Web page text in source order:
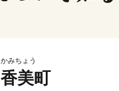
かみちょう
香美町